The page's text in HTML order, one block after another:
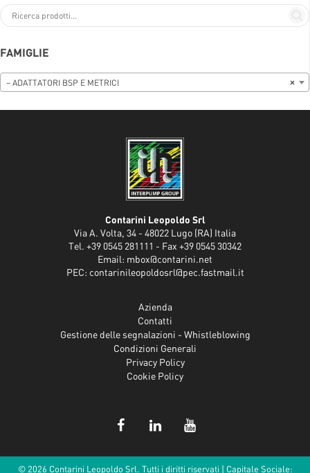
FAMIGLIE
×
– ADATTATORI BSP E METRICI
Contarini Leopoldo Srl
Via A. Volta, 34 - 48022 Lugo (RA) Italia
Tel. +39 0545 281111 - Fax +39 0545 30342
Email: mbox@contarini.net
PEC: contarinileopoldosrl@pec.fastmail.it
Azienda
Contatti
Gestione delle segnalazioni - Whistleblowing
Condizioni Generali
Privacy Policy
Cookie Policy
© 2026 Contarini Leopoldo Srl. Tutti i diritti riservati | Capitale Sociale: